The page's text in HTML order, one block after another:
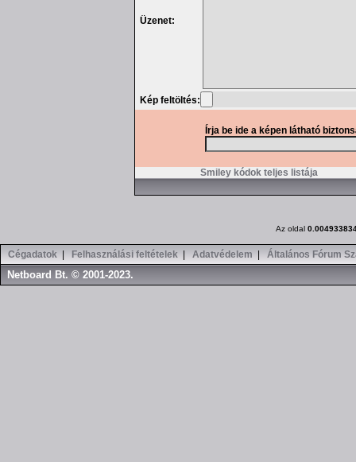
Üzenet:
Kép feltöltés:
Írja be ide a képen látható
Smiley kódok teljes listája
Az oldal
Cégadatok Felhasználási feltételek Adatvédelem Általános Fórum
Netboard Bt. © 2001-2023.